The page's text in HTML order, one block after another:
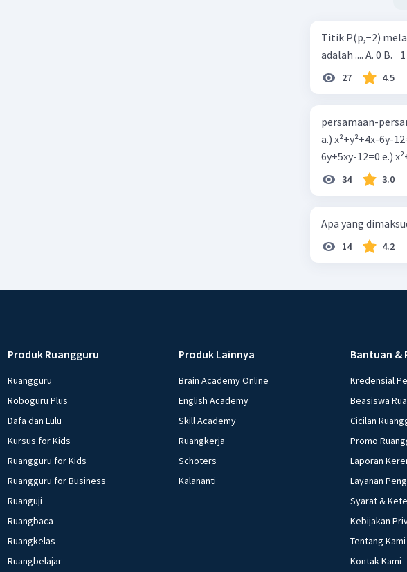
Titik P(p,−2)
adalah .... A. 0 B.
27 4.5
persamaan-
a.) x²+y²+4x-6y-
6y+5xy-
34 3.0
Apa yang
14 4.2
Produk Ruangguru
Ruangguru
Roboguru Plus
Dafa dan Lulu
Kursus for Kids
Ruangguru for Kids
Ruangguru for Business
Ruanguji
Ruangbaca
Ruangkelas
Ruangbelajar
Produk Lainnya
Brain Academy Online
English Academy
Skill Academy
Ruangkerja
Schoters
Kalananti
Bantuan &
Kredensial
Beasiswa
Cicilan
Promo
Laporan
Layanan
Syarat &
Kebijakan
Tentang Kami
Kontak Kami